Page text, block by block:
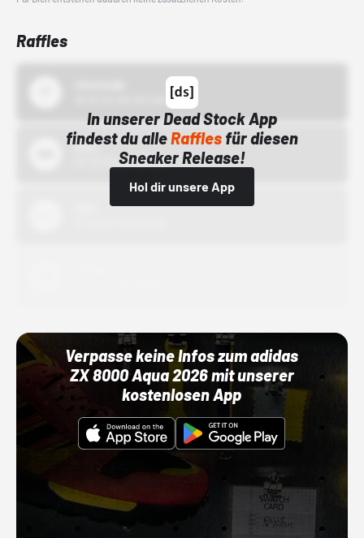
Raffles
In unserer Dead Stock App
findest du alleRafflesfür diesen
Sneaker Release!
Hol dir unsere App
Bstn
01.10.22 00:00 Uhr
Verpasse keine Infos zum adidas
ZX 8000 Aqua 2026 mit unserer
kostenlosen App